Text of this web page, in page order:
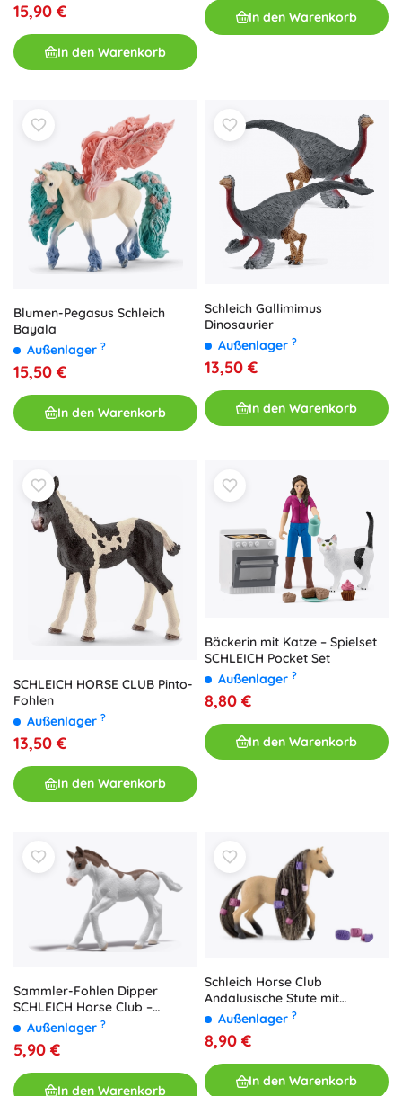
15,90 €
In den Warenkorb
In den Warenkorb
Blumen-Pegasus Schleich
Bayala
Außenlager ?
15,50 €
In den Warenkorb
Schleich Gallimimus
Dinosaurier
Außenlager ?
13,50 €
In den Warenkorb
SCHLEICH HORSE CLUB Pinto-
Fohlen
Außenlager ?
13,50 €
In den Warenkorb
Bäckerin mit Katze – Spielset
SCHLEICH Pocket Set
Außenlager ?
8,80 €
In den Warenkorb
Sammler-Fohlen Dipper
SCHLEICH Horse Club –
limitierte Edition
Außenlager ?
5,90 €
In den Warenkorb
Schleich Horse Club
Andalusische Stute mit
kämmbarer Mähne
Außenlager ?
8,90 €
In den Warenkorb